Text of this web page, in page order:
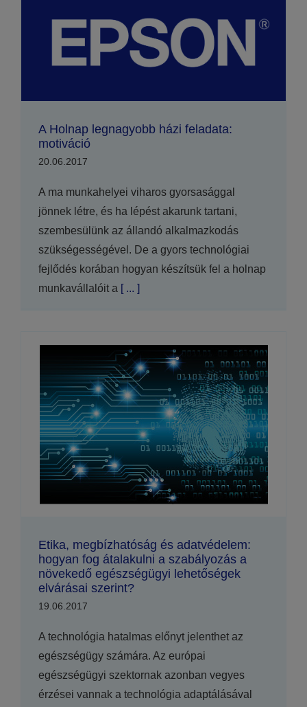
A Holnap legnagyobb házi feladata:
motiváció
20.06.2017
A ma munkahelyei viharos gyorsasággal
jönnek létre, és ha lépést akarunk tartani,
szembesülünk az állandó alkalmazkodás
szükségességével. De a gyors technológiai
fejlődés korában hogyan készítsük fel a holnap
munkavállalóit a [ ... ]
Etika, megbízhatóság és adatvédelem:
hogyan fog átalakulni a szabályozás a
növekedő egészségügyi lehetőségek
elvárásai szerint?
19.06.2017
A technológia hatalmas előnyt jelenthet az
egészségügy számára. Az európai
egészségügyi szektornak azonban vegyes
érzései vannak a technológia adaptálásával